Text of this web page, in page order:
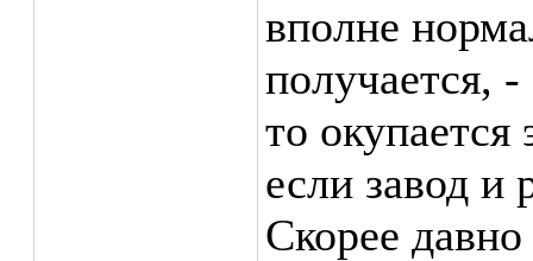
вполне
получается, -
то окупается
если завод и
Скорее